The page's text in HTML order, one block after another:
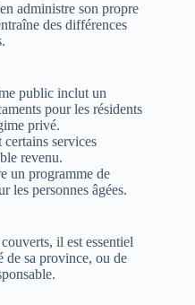
administre son propre
des différences
public inclut un
pour les résidents
privé.
services
revenu.
un programme de
les personnes âgées.
il est essentiel
de sa province, ou de